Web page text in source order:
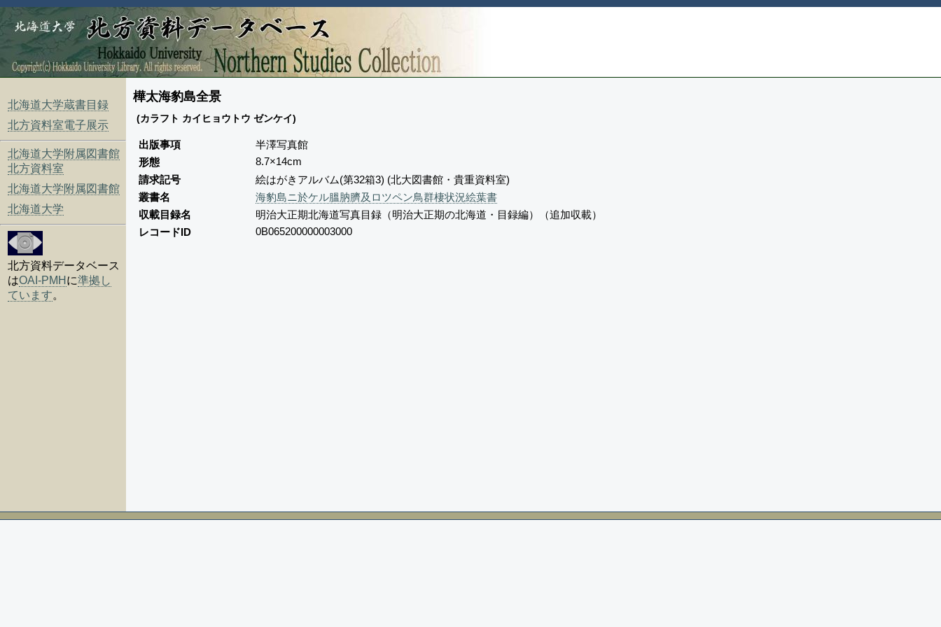
北海道大学蔵書目録
北方資料室電子展示
北海道大学附属図書館
北方資料室
北海道大学附属図書館
北海道大学
北方資料データベース
はOAI-PMH に準拠し
ています。
樺太海豹島全景
(カラフト カイヒョウトウ ゼンケイ)
出版事項
半澤写真館
形態
8.7×14cm
請求記号
絵はがきアルバム(第32箱3) (北大図書館・貴重資料室)
叢書名
海豹島ニ於ケル膃肭臍及ロツペン鳥群棲状況絵葉書
収載目録名
明治大正期北海道写真目録（明治大正期の北海道・目録編）（追加収載）
レコードID
0B065200000003000